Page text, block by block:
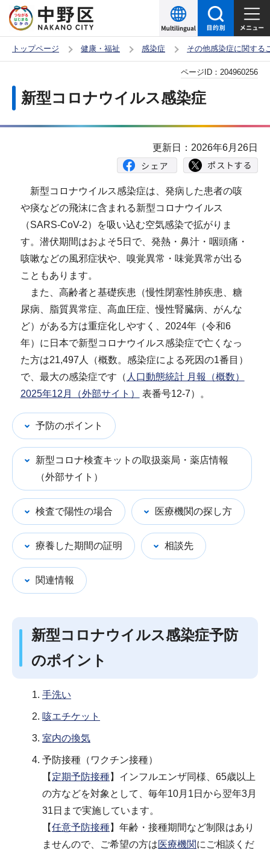
の
ー
頭
トップページ 健康・福祉 感染症 その他感染症に関する
新型コロナウイルス感染症
ページID： 204960256
更新日：2026年6月26日
新型コロナウイルス感染症は、発病した患者の咳
や痰などの飛沫に含まれる新型コロナウイルス
（SARS-CoV-2）を吸い込む空気感染で拡がりま
す。潜伏期間はおよそ5日で、発熱・鼻汁・咽頭痛・
咳嗽などの風邪症状や、嗅覚異常・味覚異常が出る
こともあります。
また、高齢者と基礎疾患（慢性閉塞性肺疾患、糖
尿病、脂質異常症、高血圧症、慢性腎臓病、がんな
ど）がある方は重症化しやすく、2024年（令和6
年）に日本で新型コロナウイルス感染症で亡くなっ
た方は21,497人（概数。感染症による死因の1番目）
で、最大の感染症です（ 人口動態統計 月報（概数）
2025年12月（外部サイト）
表番号12-7）。
予防のポイント
新型コロナ検査キットの取扱薬局・薬店情報
（外部サイト）
検査で陽性の場合 医療機関の探し方
療養した期間の証明 相談先
関連情報
新型コロナウイルス感染症予防
のポイント
手洗い
咳エチケット
室内の換気
予防接種（ワクチン接種）
【 定期予防接種】インフルエンザ同様、65歳以上
の方などを対象として、毎年10月1日から翌年3月
31日まで実施しています。
【任意予防接種】年齢・接種期間など制限はあり
ませんので、ご希望の方は医療機関にご相談くだ